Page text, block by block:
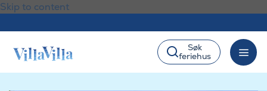
Skip to content
Søk
feriehus